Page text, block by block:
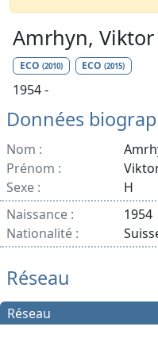
Amrhyn, Viktor
ECO (2010) ECO(2015)
1954 -
Données
Nom :
Prénom :
Sexe :
H
Naissance :
1954
Nationalité :
Réseau
Réseau